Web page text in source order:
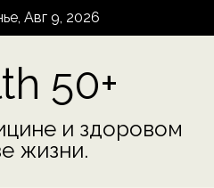
Авг 9, 2026
50+
и здоровом
жизни.